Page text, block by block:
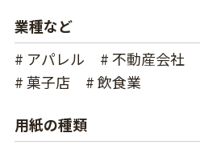
業種など
# アパレル
# 不動産会社
# 菓子店
# 飲食業
用紙の種類